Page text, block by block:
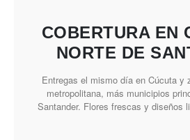
COBERTURA EN
NORTE DE
Entregas el mismo día en Cúcuta y
metropolitana, más municipios
Santander. Flores frescas y diseños